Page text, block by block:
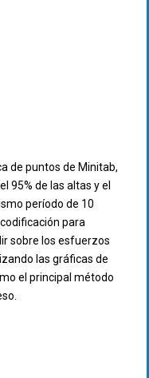
de puntos de Minitab,
95% de las altas y el
período de 10
para
sobre los esfuerzos
las gráficas de
el principal método